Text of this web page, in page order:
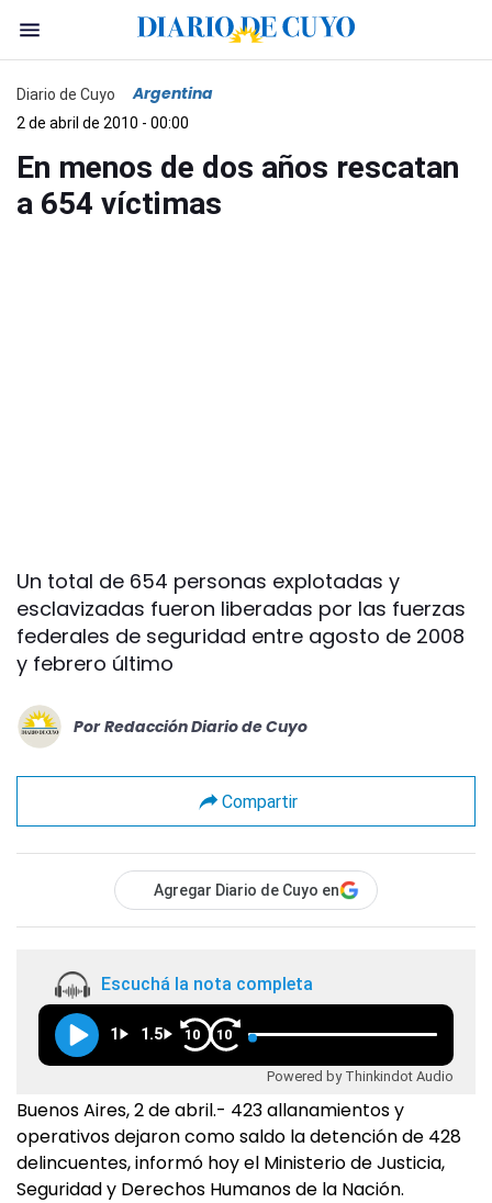
Diario de Cuyo Argentina
2 de abril de 2010 - 00:00
En menos de dos años rescatan
a 654 víctimas
Un total de 654 personas explotadas y
esclavizadas fueron liberadas por las fuerzas
federales de seguridad entre agosto de 2008
y febrero último
Por Redacción Diario de Cuyo
Compartir
Agregar Diario de Cuyo en
Escuchá la nota completa
1 1.5 10 10
Powered by Thinkindot Audio
Buenos Aires, 2 de abril.- 423 allanamientos y
operativos dejaron como saldo la detención de 428
delincuentes, informó hoy el Ministerio de Justicia,
Seguridad y Derechos Humanos de la Nación.